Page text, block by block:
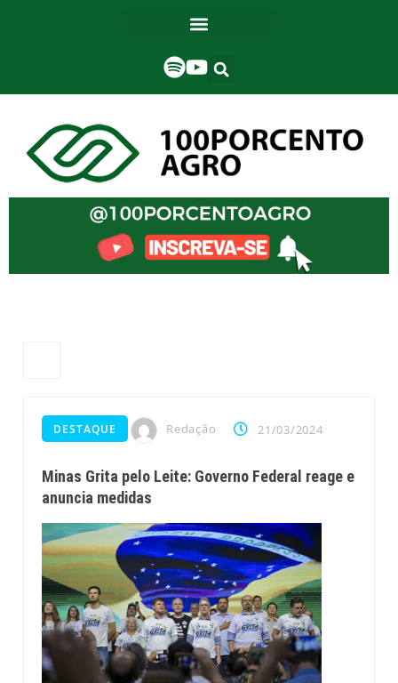
DESTAQUE Redação 21/03/2024
Minas Grita pelo Leite: Governo Federal reage e
anuncia medidas